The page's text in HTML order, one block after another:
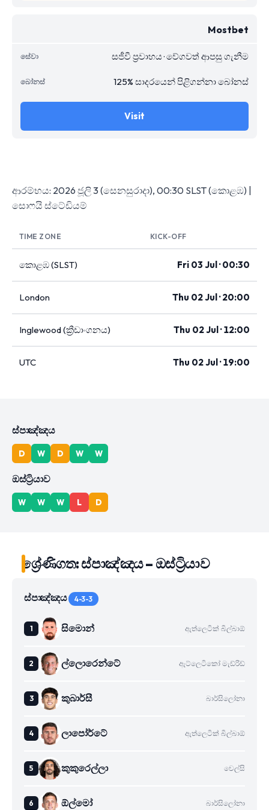
Mostbet
සජීවී ප්‍රවාහය · වේගවත් ආපසු ගැනීම
125% සාදරයෙන් පිළිගන්නා බෝනස්
Visit
ආරම්භය: 2026 ජූලි 3 (සෙනසුරාදා), 00:30 SLST (කොළඹ) |
සොෆයි ස්ටේඩියම්
TIME ZONE KICK-OFF
කොළඹ (SLST) Fri 03 Jul · 00:30
London Thu 02 Jul · 20:00
Inglewood (ක්‍රීඩාංගනය) Thu 02 Jul · 12:00
UTC Thu 02 Jul · 19:00
ස්පාඤ්ඤය
D W D W W
ඔස්ට්‍රියාව
W W W L D
ශ්‍රේණිගත: ස්පාඤ්ඤය – ඔස්ට්‍රියාව
ස්පාඤ්ඤය 4-3-3
සිමොන් ඇත්ලෙටික් බිල්බාඕ
ල්ලොරෙන්ටේ ඇට්ලෙටිකෝ මැඩ්රිඩ්
කුබාර්සී බාර්සිලෝනා
ලාපෝර්ටේ ඇත්ලෙටික් බිල්බාඕ
කුකුරෙල්ලා චෙල්සි
ඕල්මෝ බාර්සිලෝනා